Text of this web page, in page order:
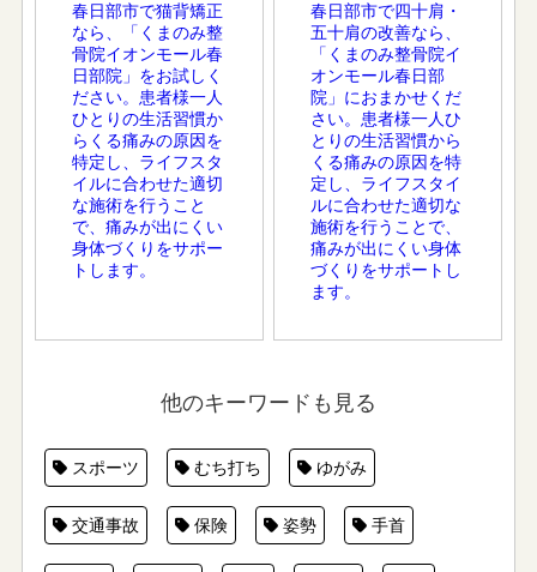
春日部市で猫背矯正
なら、「くまのみ整
骨院イオンモール春
日部院」をお試しく
ださい。患者様一人
ひとりの生活習慣か
らくる痛みの原因を
特定し、ライフスタ
イルに合わせた適切
な施術を行うこと
で、痛みが出にくい
身体づくりをサポー
トします。
春日部市で四十肩・
五十肩の改善なら、
「くまのみ整骨院イ
オンモール春日部
院」におまかせくだ
さい。患者様一人ひ
とりの生活習慣から
くる痛みの原因を特
定し、ライフスタイ
ルに合わせた適切な
施術を行うことで、
痛みが出にくい身体
づくりをサポートし
ます。
他のキーワードも見る
スポーツ むち打ち ゆがみ
交通事故 保険 姿勢 手首